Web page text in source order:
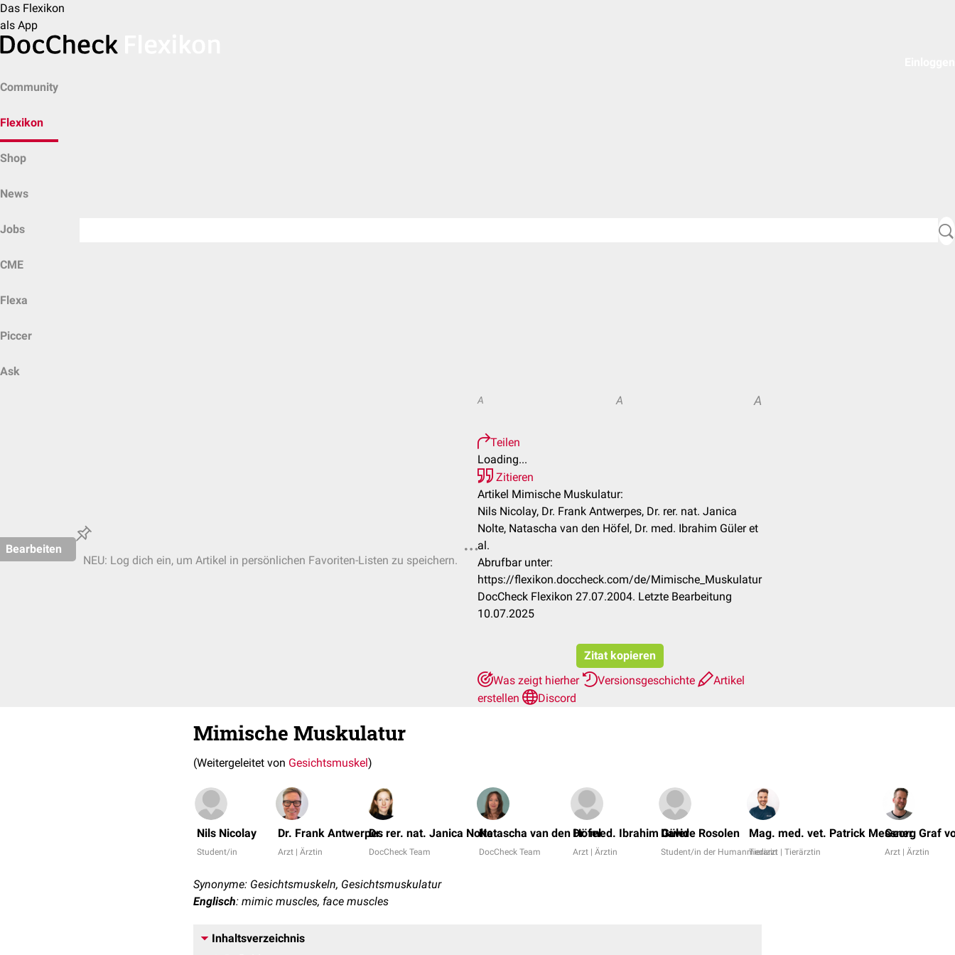
Das Flexikon
als App
Community
Flexikon
Shop
News
Jobs
CME
Flexa
Piccer
Ask
Bearbeiten
NEU: Log dich ein, um Artikel in persönlichen Favoriten-Listen zu speichern.
A A A
Teilen
Loading...
Zitieren
Artikel Mimische Muskulatur:
Nils Nicolay, Dr. Frank Antwerpes, Dr. rer. nat. Janica
Nolte, Natascha van den Höfel, Dr. med. Ibrahim Güler et
al.
Abrufbar unter:
https://flexikon.doccheck.com/de/Mimische_Muskulatur
DocCheck Flexikon 27.07.2004. Letzte Bearbeitung
10.07.2025
Zitat kopieren
Was zeigt hierher
Versionsgeschichte
Artikel
erstellen
Discord
Mimische Muskulatur
(Weitergeleitet von Gesichtsmuskel)
Nils Nicolay
Student/in
Dr. Frank Antwerpes
Arzt | Ärztin
Dr. rer. nat. Janica Nolte
DocCheck Team
Natascha van den Höfel
DocCheck Team
Dr. med. Ibrahim Güler
Arzt | Ärztin
Davide Rosolen
Student/in der Humanmedizin
Mag. med. vet. Patrick Messner
Tierarzt | Tierärztin
Georg Graf
Arzt | Ärztin
Synonyme: Gesichtsmuskeln, Gesichtsmuskulatur
Englisch: mimic muscles, face muscles
Inhaltsverzeichnis